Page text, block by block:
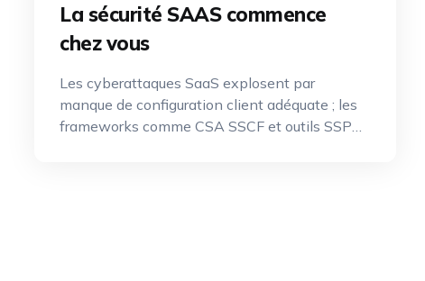
La sécurité SAAS commence
chez vous
Les cyberattaques SaaS explosent par
manque de configuration client adéquate ; les
frameworks comme CSA SSCF et outils SSPM